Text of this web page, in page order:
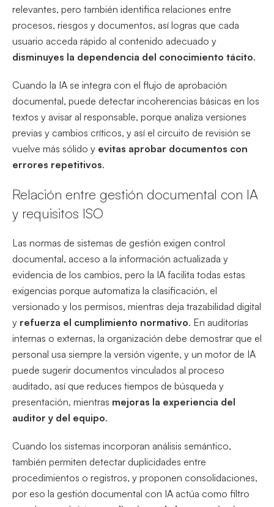
relevantes, pero también identifica relaciones entre
procesos, riesgos y documentos, así logras que cada
usuario acceda rápido al contenido adecuado y
disminuyes la dependencia del conocimiento tácito.
Cuando la IA se integra con el flujo de aprobación
documental, puede detectar incoherencias básicas en los
textos y avisar al responsable, porque analiza versiones
previas y cambios críticos, y así el circuito de revisión se
vuelve más sólido y evitas aprobar documentos con
errores repetitivos.
Relación entre gestión documental con IA
y requisitos ISO
Las normas de sistemas de gestión exigen control
documental, acceso a la información actualizada y
evidencia de los cambios, pero la IA facilita todas estas
exigencias porque automatiza la clasificación, el
versionado y los permisos, mientras deja trazabilidad digital
y refuerza el cumplimiento normativo. En auditorías
internas o externas, la organización debe demostrar que el
personal usa siempre la versión vigente, y un motor de IA
puede sugerir documentos vinculados al proceso
auditado, así que reduces tiempos de búsqueda y
presentación, mientras mejoras la experiencia del
auditor y del equipo.
Cuando los sistemas incorporan análisis semántico,
también permiten detectar duplicidades entre
procedimientos o registros, y proponen consolidaciones,
por eso la gestión documental con IA actúa como filtro